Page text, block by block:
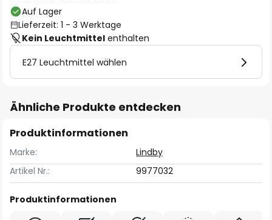
Auf Lager
Lieferzeit: 1 - 3 Werktage
Kein Leuchtmittel enthalten
E27 Leuchtmittel wählen
Ähnliche Produkte entdecken
Produktinformationen
Marke:
Lindby
Artikel Nr.:
9977032
Produktinformationen